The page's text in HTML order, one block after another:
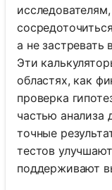
а не застревать
Эти
областях, как
проверка
частью анализа
точные
тестов
поддерживают